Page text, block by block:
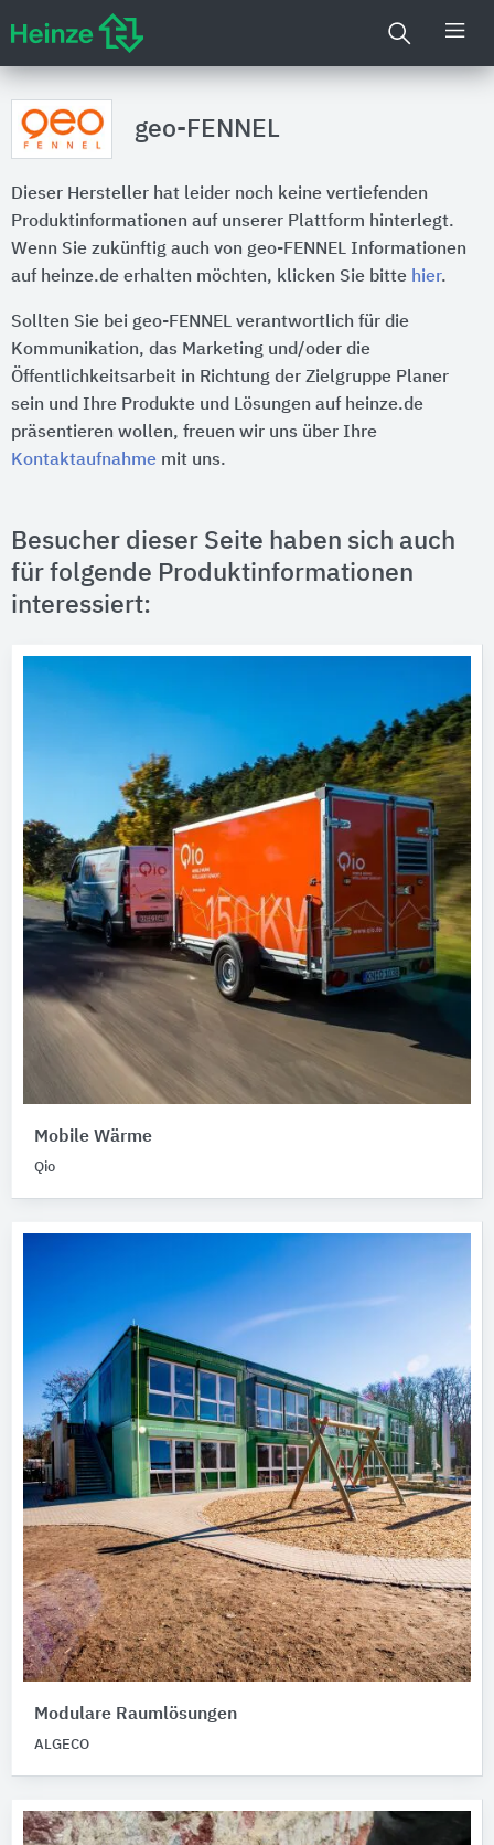
geo-FENNEL
Dieser Hersteller hat leider noch keine vertiefenden
Produktinformationen auf unserer Plattform hinterlegt.
Wenn Sie zukünftig auch von geo-FENNEL Informationen
auf heinze.de erhalten möchten, klicken Sie bitte hier.
Sollten Sie bei geo-FENNEL verantwortlich für die
Kommunikation, das Marketing und/oder die
Öffentlichkeitsarbeit in Richtung der Zielgruppe Planer
sein und Ihre Produkte und Lösungen auf heinze.de
präsentieren wollen, freuen wir uns über Ihre
Kontaktaufnahme mit uns.
Besucher dieser Seite haben sich auch
für folgende Produktinformationen
interessiert:
Mobile Wärme
Qio
Modulare Raumlösungen
ALGECO